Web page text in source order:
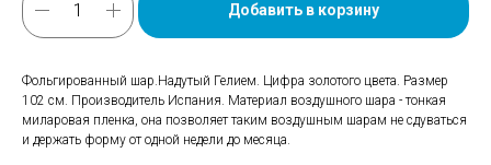
Добавить в корзину
Фольгированный шар.Надутый Гелием. Цифра золотого цвета. Размер
102 см. Производитель Испания. Материал воздушного шара - тонкая
миларовая пленка, она позволяет таким воздушным шарам не сдуваться
и держать форму от одной недели до месяца.